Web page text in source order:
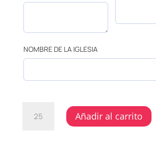
NOMBRE DE LA IGLESIA
Añadir al carrito